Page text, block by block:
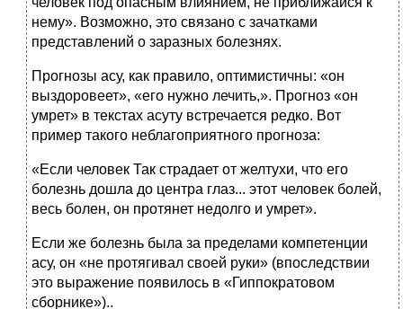
нему». Возможно, это связано с зачатками
представлений о заразных болезнях.
Прогнозы асу, как правило, оптимистичны: «он
выздоровеет», «его нужно лечить,». Прогноз «он
умрет» в текстах асуту встречается редко. Вот
пример такого неблагоприятного прогноза:
«Если человек Так страдает oт желтухи, что его
болезнь дошла до центра глаз... этот человек болей,
весь болен, он протянет недолго и умрет».
Если же болезнь была за пределами компетенции
асу, он «не протягивал своей руки» (впоследствии
это выражение появилось в «Гиппократовом
сборнике»)..